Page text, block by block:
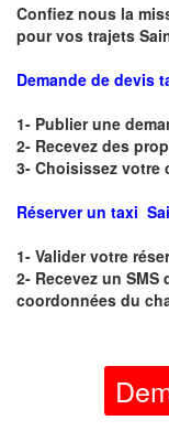
Confiez nous la
pour vos trajets
Demande de devis
1- Publier une
2- Recevez des
3- Choisissez votre
Réserver un taxi
1- Valider votre
2- Recevez un
coordonnées du